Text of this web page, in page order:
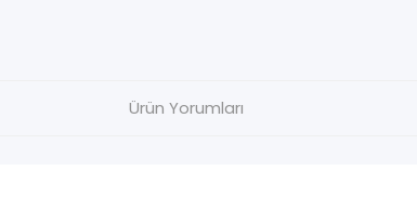
Ürün Yorumları